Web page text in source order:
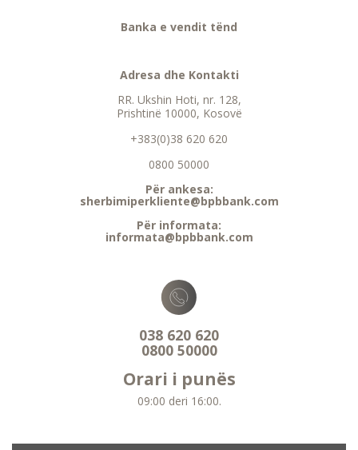
Banka e vendit tënd
Adresa dhe Kontakti
RR. Ukshin Hoti, nr. 128,
Prishtinë 10000, Kosovë
+383(0)38 620 620
0800 50000
Për ankesa:
sherbimiperkliente@bpbbank.com
Për informata:
informata@bpbbank.com
038 620 620
0800 50000
Orari i punës
09:00 deri 16:00.